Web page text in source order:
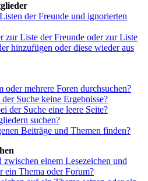
der Freunde und ignorierten
zur Liste der Freunde oder zur Liste
hinzufügen oder diese wieder aus
oder mehrere Foren durchsuchen?
Suche keine Ergebnisse?
der Suche eine leere Seite?
suchen?
Beiträge und Themen finden?
zwischen einem Lesezeichen und
ein Thema oder Forum?